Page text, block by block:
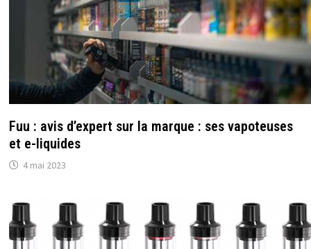
Fuu : avis d’expert sur la marque : ses vapoteuses
et e-liquides
4 mai 2023